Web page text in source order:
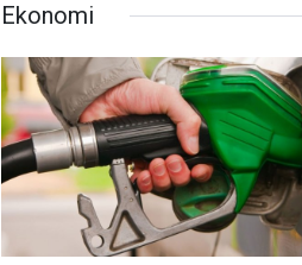
Ekonomi